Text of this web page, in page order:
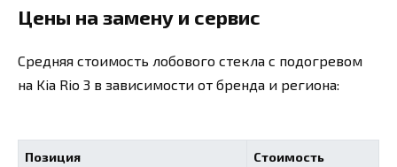
Цены на замену и сервис
Средняя стоимость лобового стекла с подогревом
на Kia Rio 3 в зависимости от бренда и региона:
Позиция Стоимость